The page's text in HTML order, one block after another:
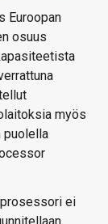
Euroopan
osuus
myös
puolella
ei